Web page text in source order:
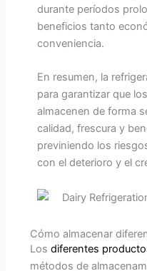
durante períodos
beneficios tanto
conveniencia.
En resumen, la
para garantizar que
almacenen de forma
calidad, frescura y
previniendo los
con el deterioro y el
Cómo almacenar
Losdiferentes
métodos de